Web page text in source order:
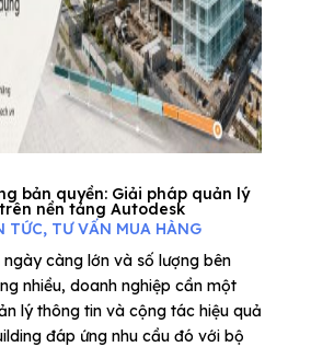
bản quyền: Giải pháp quản lý
nền tảng Autodesk
TỨC, TƯ VẤN MUA HÀNG
càng lớn và số lượng bên
nhiều, doanh nghiệp cần một
lý thông tin và cộng tác hiệu quả
đáp ứng nhu cầu đó với bộ